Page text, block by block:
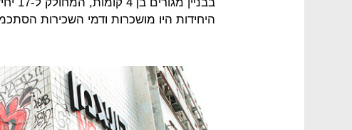
היחידות היו מושכרות ודמי השכירות הסתכמו ב-56 אלף שקל